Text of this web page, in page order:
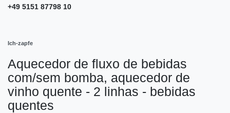
+49 5151 87798 10
Ich-zapfe
Aquecedor de fluxo de bebidas
com/sem bomba, aquecedor de
vinho quente - 2 linhas - bebidas
quentes